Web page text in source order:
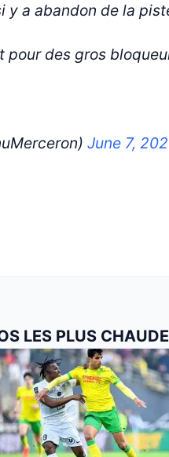
a abandon de la
pour des gros
June 7,
LES PLUS